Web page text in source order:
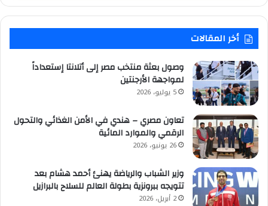
أخر المقالات
وصول بعثة منتخب مصر إلى أتلانتا إستعداداً
لمواجهة الأرجنتين
5 يوليو، 2026
تعاون مصري – هندي في الأمن الغذائي والتحول
الرقمي والموارد المائية
26 يونيو، 2026
وزير الشباب والرياضة يهنئ أحمد هشام بعد
تتويجه ببرونزية بطولة العالم للسلاح بالبرازيل
2 أبريل، 2026